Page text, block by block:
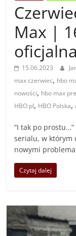
Max |
15.06.2023
max czerwiec, hbo
nowości, hbo max
HBO pl, HBO Polska,
“I tak po
serialu, w którym
nowymi
Czytaj dalej